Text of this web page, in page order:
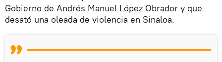
Gobierno de Andrés Manuel López Obrador y que
desató una oleada de violencia en Sinaloa.